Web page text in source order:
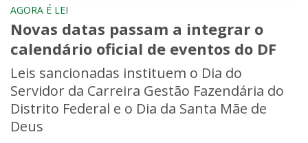
AGORA É LEI
Novas datas passam a integrar o
calendário oficial de eventos do DF
Leis sancionadas instituem o Dia do
Servidor da Carreira Gestão Fazendária do
Distrito Federal e o Dia da Santa Mãe de
Deus